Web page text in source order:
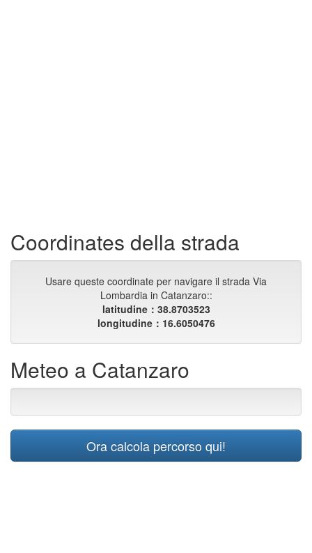
Coordinates della strada
Usare queste coordinate per navigare il strada Via
Lombardia in Catanzaro::
latitudine：38.8703523
longitudine：16.6050476
Meteo a Catanzaro
Ora calcola percorso qui!